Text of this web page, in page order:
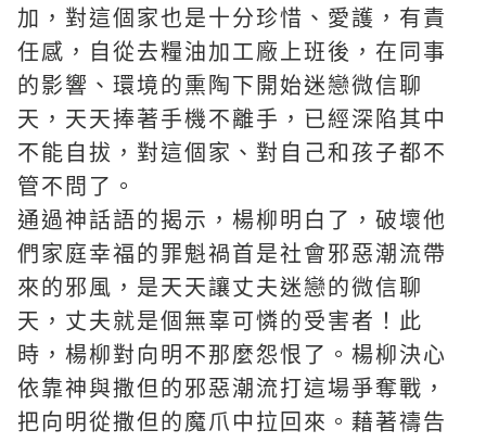
加，對這個家也是十分珍惜、愛護，有責
任感，自從去糧油加工廠上班後，在同事
的影響、環境的熏陶下開始迷戀微信聊
天，天天捧著手機不離手，已經深陷其中
不能自拔，對這個家、對自己和孩子都不
管不問了。
通過神話語的揭示，楊柳明白了，破壞他
們家庭幸福的罪魁禍首是社會邪惡潮流帶
來的邪風，是天天讓丈夫迷戀的微信聊
天，丈夫就是個無辜可憐的受害者！此
時，楊柳對向明不那麼怨恨了。楊柳決心
依靠神與撒但的邪惡潮流打這場爭奪戰，
把向明從撒但的魔爪中拉回來。藉著禱告